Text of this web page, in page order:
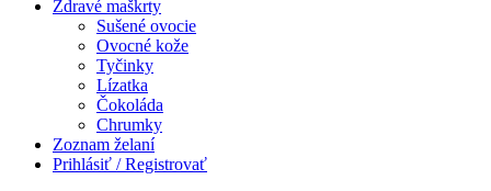
Zdravé maškrty
Sušené ovocie
Ovocné kože
Tyčinky
Lízatka
Čokoláda
Chrumky
Zoznam želaní
Prihlásiť / Registrovať